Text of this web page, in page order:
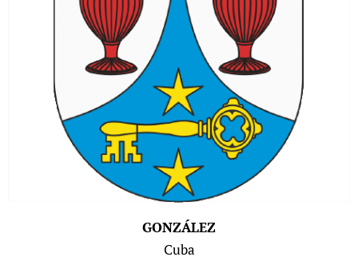
GONZÁLEZ
Cuba